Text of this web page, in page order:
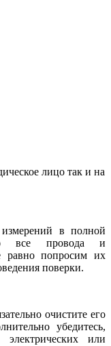
лицо так и на
в полной
все провода и
равно попросим их
поверки.
очистите его
убедитесь,
или